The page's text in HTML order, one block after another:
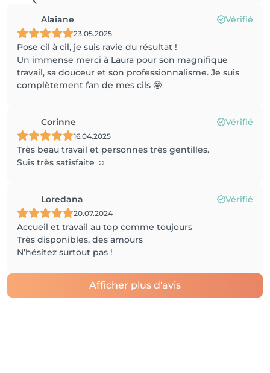
Alaiane Vérifié
23.05.2025
Pose cil à cil, je suis ravie du résultat !
Un immense merci à Laura pour son magnifique
travail, sa douceur et son professionnalisme. Je suis
complètement fan de mes cils 🤩
Corinne Vérifié
16.04.2025
Très beau travail et personnes très gentilles.
Suis très satisfaite ☺️
Loredana Vérifié
20.07.2024
Accueil et travail au top comme toujours
Très disponibles, des amours
N’hésitez surtout pas !
Afficher plus d'avis